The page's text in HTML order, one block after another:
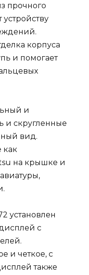
прочного
корпуса
и помогает
и
и скругленные
вид.
как
на крышке и
установлен
с
и четкое, с
также